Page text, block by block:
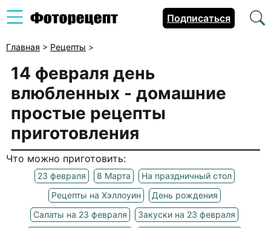
Подписаться
Главная > Рецепты >
14 февраля день
влюбленных - домашние
простые рецепты
приготовления
Что можно приготовить:
23 февраля 8 Марта
На праздничный стол
Рецепты на Хэллоуин
День рождения
Салаты на 23 февраля
Закуски на 23 февраля